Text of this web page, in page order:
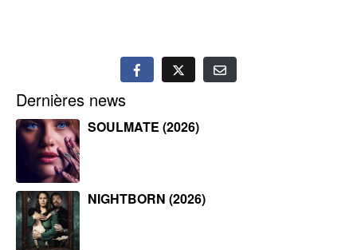
Dernières news
SOULMATE (2026)
NIGHTBORN (2026)